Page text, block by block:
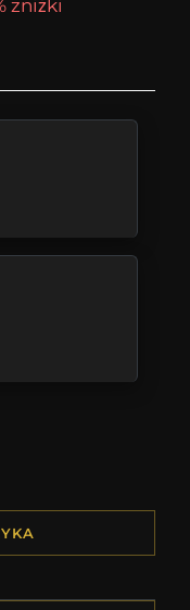
zniżki